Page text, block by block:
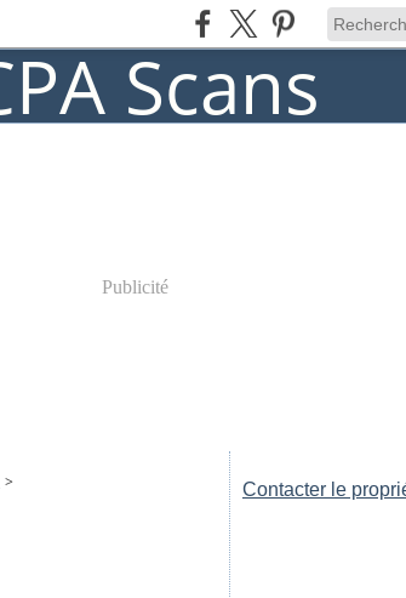
Publicité
>
Contacter le